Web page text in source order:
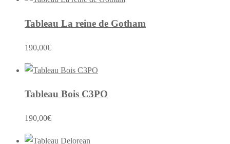
prix :
10,00€
Tableau La reine de Gotham
190,00€
Tableau Bois C3PO
190,00€